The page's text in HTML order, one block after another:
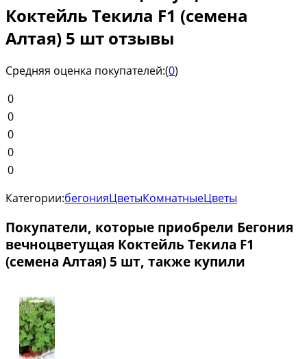
Коктейль Текила F1 (семена
Алтая) 5 шт отзывы
Средняя оценка покупателей:(0)
0
0
0
0
0
Категории:бегонияЦветыКомнатныеЦветы
Покупатели, которые приобрели Бегония
вечноцветущая Коктейль Текила F1
(семена Алтая) 5 шт, также купили